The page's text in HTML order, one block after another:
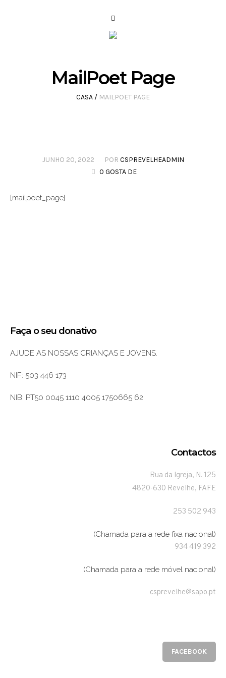
MailPoet Page
CASA / MAILPOET PAGE
JUNHO 20, 2022 POR CSPREVELHEADMIN
0 GOSTA DE
[mailpoet_page]
Faça o seu donativo
AJUDE AS NOSSAS CRIANÇAS E JOVENS.
NIF: 503 446 173
NIB: PT50 0045 1110 4005 1750665 62
Contactos
Rua da Igreja, N. 125
4820-630 Revelhe, FAFE
253 502 943
(Chamada para a rede fixa nacional)
934 419 392
(Chamada para a rede móvel nacional)
csprevelhe@sapo.pt
FACEBOOK